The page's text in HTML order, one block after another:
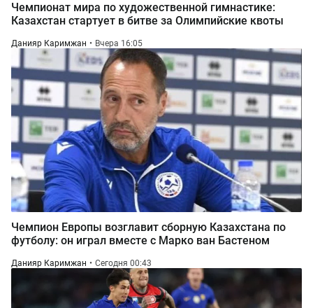
Чемпионат мира по художественной гимнастике:
Казахстан стартует в битве за Олимпийские квоты
Данияр Каримжан Вчера 16:05
Чемпион Европы возглавит сборную Казахстана по
футболу: он играл вместе с Марко ван Бастеном
Данияр Каримжан Сегодня 00:43